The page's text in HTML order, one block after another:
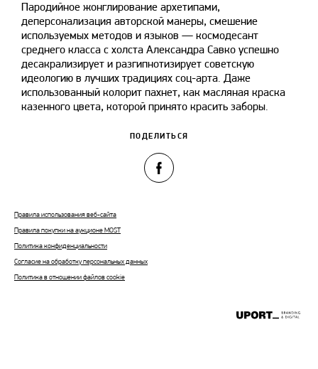
Пародийное жонглирование архетипами,
деперсонализация авторской манеры, смешение
используемых методов и языков — космодесант
среднего класса с холста Александра Савко успешно
десакрализирует и разгипнотизирует советскую
идеологию в лучших традициях соц-арта. Даже
использованный колорит пахнет, как масляная краска
казенного цвета, которой принято красить заборы.
ПОДЕЛИТЬСЯ
Правила использования веб-сайта
Правила покупки на аукционе MOST
Политика конфиденциальности
Согласие на обработку персональных данных
Политика в отношении файлов cookie